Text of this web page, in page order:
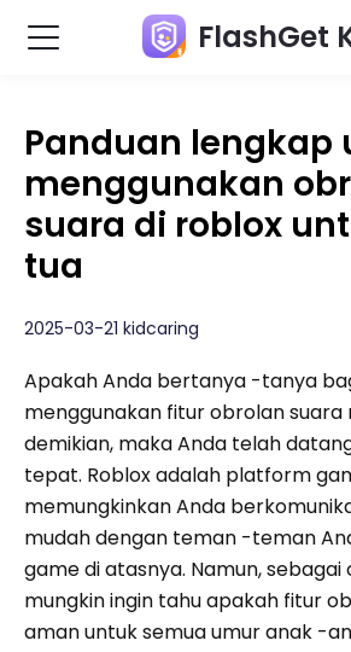
FlashGet
Panduan lengkap
menggunakan
suara di roblox
tua
2025-03-21 kidcaring
Apakah Anda bertanya -tanya
menggunakan fitur obrolan suara
demikian, maka Anda telah
tepat. Roblox adalah platform
memungkinkan Anda
mudah dengan teman -teman
game di atasnya. Namun, sebagai
mungkin ingin tahu apakah fitur
aman untuk semua umur anak -